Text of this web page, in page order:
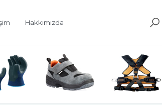
Hakkımızda